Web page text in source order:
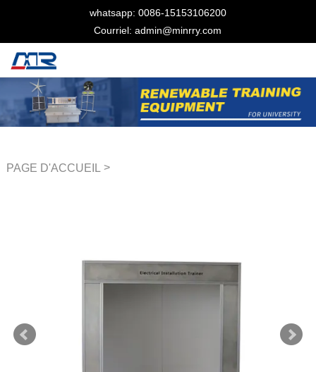
whatsapp: 0086-15153106200
Courriel: admin@minrry.com
PAGE D'ACCUEIL >